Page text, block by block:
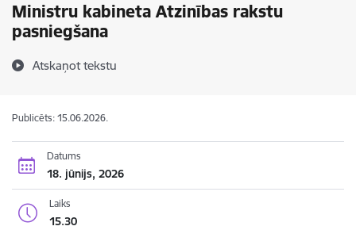
Ministru kabineta Atzinības rakstu
pasniegšana
Atskaņot tekstu
Publicēts: 15.06.2026.
Datums
18. jūnijs, 2026
Laiks
15.30